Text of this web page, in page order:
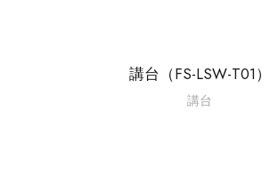
講台（FS-LSW-T01）
講台